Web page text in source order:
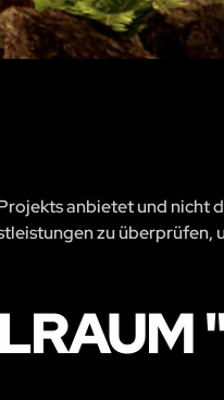
anbietet und nicht
zu überprüfen,